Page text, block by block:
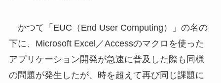
かつて「EUC（End User Computing）」の名の
下に、Microsoft Excel／Accessのマクロを使った
アプリケーション開発が急速に普及した際も同様
の問題が発生したが、時を超えて再び同じ課題に